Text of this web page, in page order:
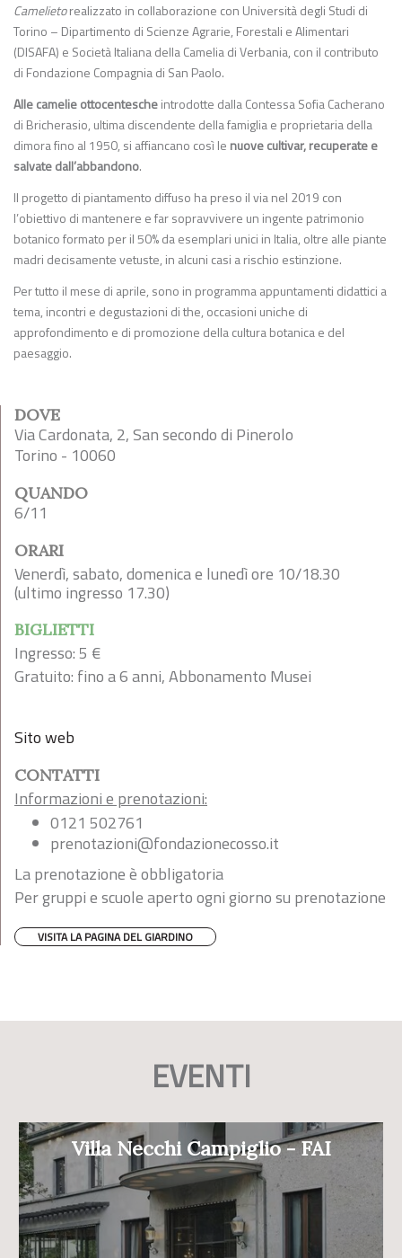
Camelietorealizzato in collaborazione con Università degli Studi di
Torino – Dipartimento di Scienze Agrarie, Forestali e Alimentari
(DISAFA) e Società Italiana della Camelia di Verbania, con il contributo
di Fondazione Compagnia di San Paolo.
Alle camelie ottocentescheintrodotte dalla Contessa Sofia Cacherano
di Bricherasio, ultima discendente della famiglia e proprietaria della
dimora fino al 1950, si affiancano così le nuove cultivar, recuperate e
salvate dall’abbandono.
Il progetto di piantamento diffuso ha preso il via nel 2019 con
l’obiettivo di mantenere e far sopravvivere un ingente patrimonio
botanico formato per il 50% da esemplari unici in Italia, oltre alle piante
madri decisamente vetuste, in alcuni casi a rischio estinzione.
Per tutto il mese di aprile, sono in programma appuntamenti didattici a
tema, incontri e degustazioni di the, occasioni uniche di
approfondimento e di promozione della cultura botanica e del
paesaggio.
DOVE
Via Cardonata, 2, San secondo di Pinerolo
Torino - 10060
QUANDO
6/11
ORARI
Venerdì, sabato, domenica e lunedì ore 10/18.30
(ultimo ingresso 17.30)
BIGLIETTI
Ingresso: 5 €
Gratuito: fino a 6 anni, Abbonamento Musei
Sito web
CONTATTI
Informazioni e prenotazioni:
0121 502761
prenotazioni@fondazionecosso.it
La prenotazione è obbligatoria
Per gruppi e scuole aperto ogni giorno su prenotazione
VISITA LA PAGINA DEL GIARDINO
EVENTI
Villa Necchi Campiglio - FAI